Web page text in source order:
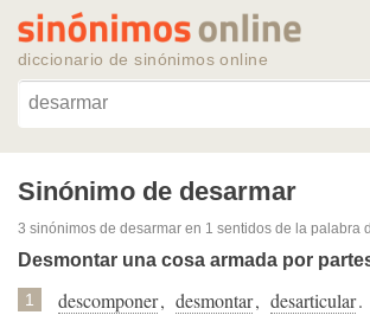
diccionario de sinónimos online
Reescribir texto con
Sinónimos populares
Temas populares
Sinónimo de desarmar
3 sinónimos de desarmar en 1 sentidos de la palabra
Desmontar una cosa armada por
1 descomponer, desmontar, desarticular.